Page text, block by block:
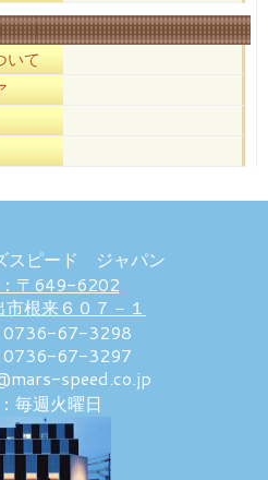
いて
スピード ジャパン
〒649-6202
根来６０７－１
0736-67-3298
0736-67-3297
speed.co.jp
毎週火曜日